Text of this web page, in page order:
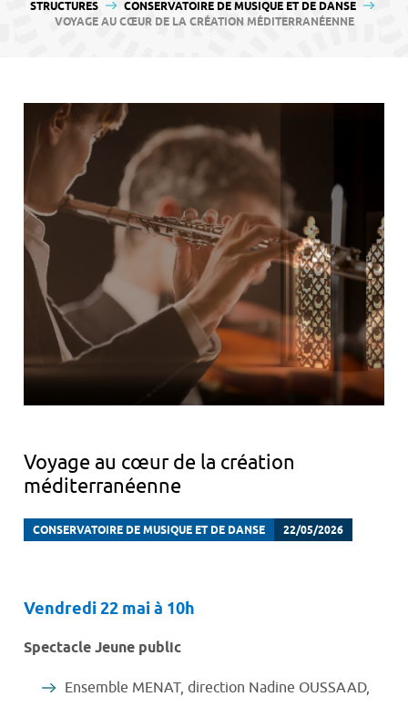
STRUCTURES
CONSERVATOIRE DE MUSIQUE ET DE DANSE
VOYAGE AU CŒUR DE LA CRÉATION MÉDITERRANÉENNE
Voyage au cœur de la création
méditerranéenne
CONSERVATOIRE DE MUSIQUE ET DE DANSE 22/05/2026
Vendredi 22 mai à 10h
Spectacle Jeune public
Ensemble MENAT, direction Nadine OUSSAAD,